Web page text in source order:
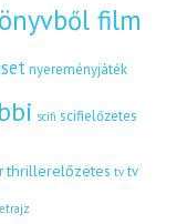
film
nyereményjáték
scifi scifielőzetes
thrillerelőzetes tv tv